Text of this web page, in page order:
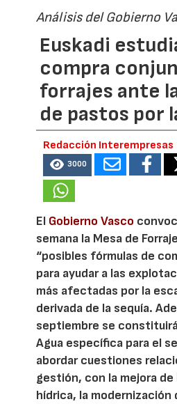
Análisis del Gobierno
Euskadi
compra
forrajes ante
de pastos por
Redacción Interempresas
3000
El Gobierno Vasco
semana la Mesa de
“posibles fórmulas de
para ayudar a las
más afectadas por la
derivada de la sequía.
septiembre se
Agua específica para el
abordar cuestiones
gestión, con la mejora
hídrica, la modernización